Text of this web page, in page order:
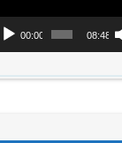
00:00 08:48